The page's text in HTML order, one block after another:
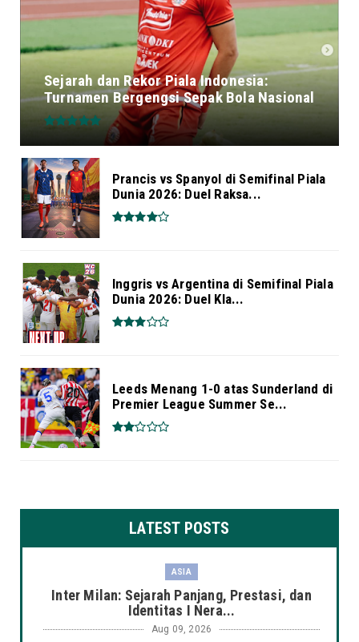
Sejarah dan Rekor Piala Indonesia:
Turnamen Bergengsi Sepak Bola Nasional
Prancis vs Spanyol di Semifinal Piala
Dunia 2026: Duel Raksa...
Inggris vs Argentina di Semifinal Piala
Dunia 2026: Duel Kla...
Leeds Menang 1-0 atas Sunderland di
Premier League Summer Se...
LATEST POSTS
ASIA
Inter Milan: Sejarah Panjang, Prestasi, dan
Identitas I Nera...
Aug 09, 2026